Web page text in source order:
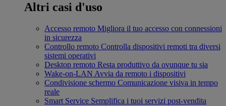
Altri casi d'uso
Accesso remoto Migliora il tuo accesso con connessioni
in sicurezza
Controllo remoto Controlla dispositivi remoti tra diversi
sistemi operativi
Desktop remoto Resta produttivo da ovunque tu sia
Wake-on-LAN Avvia da remoto i dispositivi
Condivisione schermo Comunicazione visiva in tempo
reale
Smart Service Semplifica i tuoi servizi post-vendita